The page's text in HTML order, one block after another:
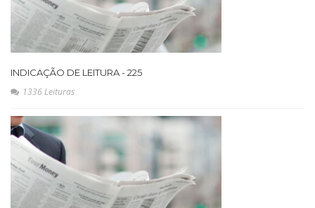
INDICAÇÃO DE LEITURA - 225
1336 Leituras